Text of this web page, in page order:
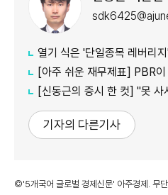
열기 식은 '단일종목 레버리
[아주 쉬운 재무제표] PBR이 뭐길래…
[신동근의 증시 한 컷] "못 사서 불안"에서
기자의 다른기사
©'5개국어 글로벌 경제신문' 아주경제. 무단